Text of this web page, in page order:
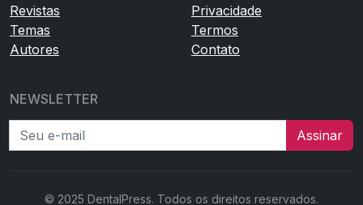
Revistas
Temas
Autores
Privacidade
Termos
Contato
NEWSLETTER
Seu e-mail
Assinar
© 2025 DentalPress. Todos os direitos reservados.